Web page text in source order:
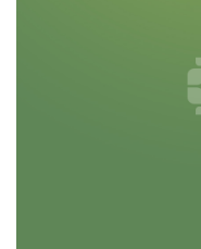
Clima